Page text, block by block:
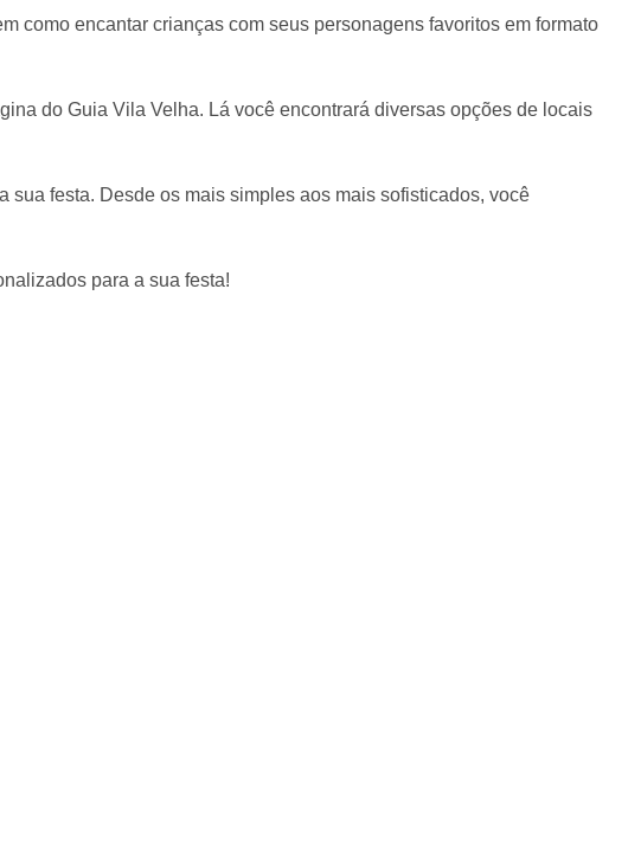
como encantar crianças com seus personagens favoritos em formato
do Guia Vila Velha. Lá você encontrará diversas opções de locais
festa. Desde os mais simples aos mais sofisticados, você
para a sua festa!